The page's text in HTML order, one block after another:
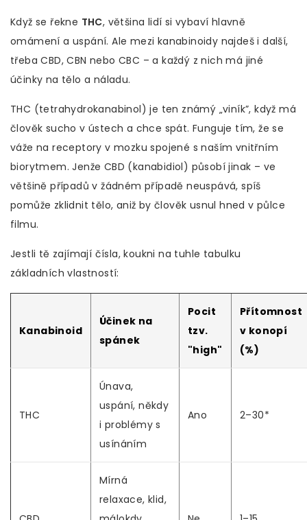
Když se řekne THC, většina lidí si vybaví hlavně
omámení a uspání. Ale mezi kanabinoidy najdeš i další,
třeba CBD, CBN nebo CBC – a každý z nich má jiné
účinky na tělo a náladu.
THC (tetrahydrokanabinol) je ten známý „viník”, když má
člověk sucho v ústech a chce spát. Funguje tím, že se
váže na receptory v mozku spojené s naším vnitřním
biorytmem. Jenže CBD (kanabidiol) působí jinak – ve
většině případů v žádném případě neuspává, spíš
pomůže zklidnit tělo, aniž by člověk usnul hned v půlce
filmu.
Jestli tě zajímají čísla, koukni na tuhle tabulku
základních vlastností:
Kanabinoid
Účinek na
spánek
Pocit
tzv.
"high"
Přítomnost
v konopí
(%)
THC
Únava,
uspání, někdy
i problémy s
usínáním
Ano 2–30*
Mírná
relaxace, klid,